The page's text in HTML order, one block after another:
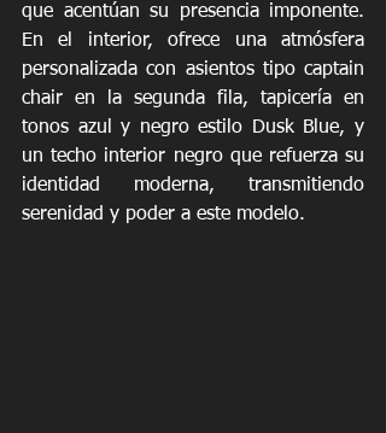
que acentúan su presencia imponente.
En el interior, ofrece una atmósfera
personalizada con asientos tipo captain
chair en la segunda fila, tapicería en
tonos azul y negro estilo Dusk Blue, y
un techo interior negro que refuerza su
identidad moderna, transmitiendo
serenidad y poder a este modelo.